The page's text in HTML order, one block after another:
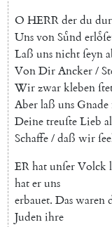
O HERRderdu
UnsvonSuͤnd
Laß unsnichtſeyn
VonDirAncker/
Wirzwarkleben
Aberlaß uns Gnade
DeinetreuſteLieb
Schaffe/daß wir
ERhatunſerVolck
hateruns
erbauet. Daswaren
Judenihre